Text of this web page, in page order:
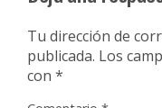
Tu dirección de
publicada. Los
con *